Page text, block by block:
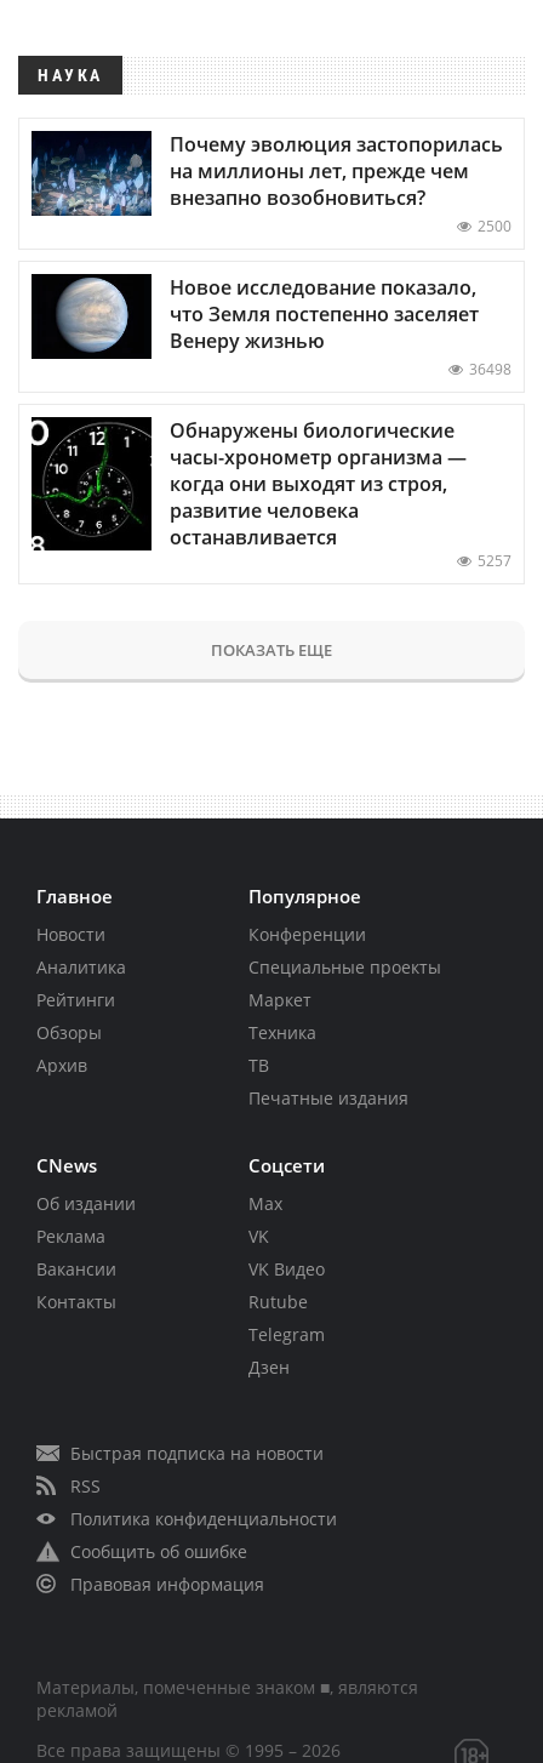
НАУКА
Почему эволюция застопорилась
на миллионы лет, прежде чем
внезапно возобновиться?
2500
Новое исследование показало,
что Земля постепенно заселяет
Венеру жизнью
36498
Обнаружены биологические
часы-хронометр организма —
когда они выходят из строя,
развитие человека
останавливается
5257
ПОКАЗАТЬ ЕЩЕ
Главное
Новости
Аналитика
Рейтинги
Обзоры
Архив
Популярное
Конференции
Специальные проекты
Маркет
Техника
ТВ
Печатные издания
CNews
Об издании
Реклама
Вакансии
Контакты
Соцсети
Max
VK
VK Видео
Rutube
Telegram
Дзен
Быстрая подписка на новости
RSS
Политика конфиденциальности
Сообщить об ошибке
Правовая информация
Материалы, помеченные знаком ■, являются
рекламой
Все права защищены © 1995 – 2026